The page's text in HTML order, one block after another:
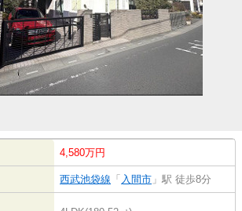
4,580万円
西武池袋線 「 入間市 」駅 徒歩8分